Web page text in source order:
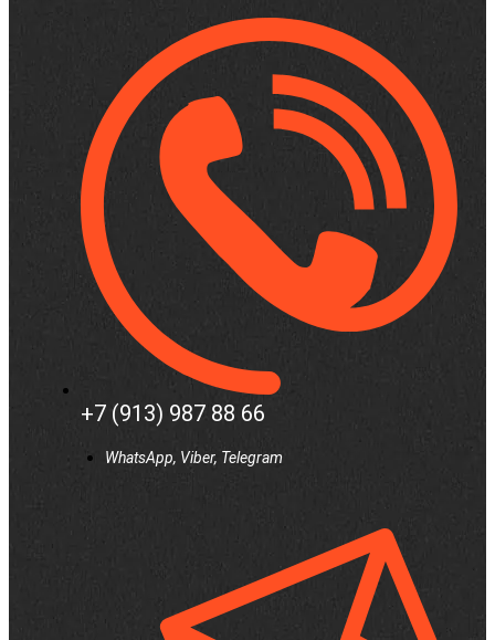
+7 (913) 987 88 66
WhatsApp, Viber, Telegram